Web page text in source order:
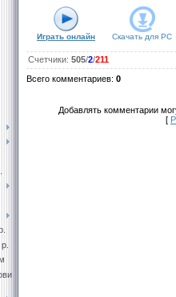
Играть онлайн Скачать для PC
Счетчики: 505/2/211
Всего комментариев: 0
Добавлять комментарии
[